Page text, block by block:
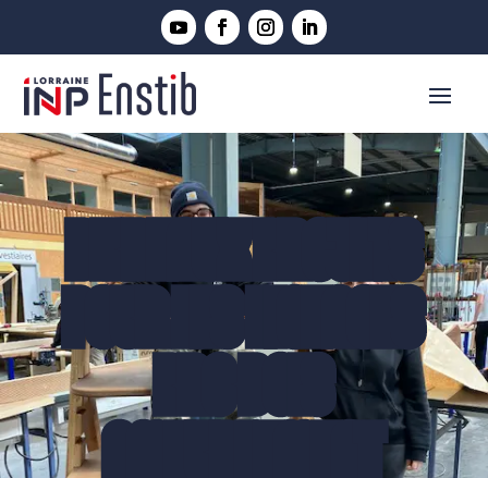
DE BEAUX PROJETS
POUR LES LICENCES
PRO BOIS